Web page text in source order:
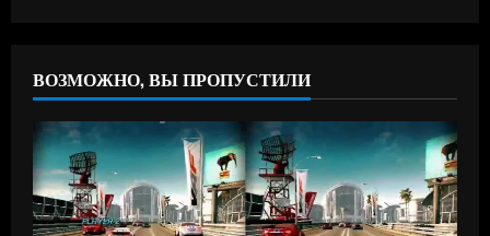
ВОЗМОЖНО, ВЫ ПРОПУСТИЛИ